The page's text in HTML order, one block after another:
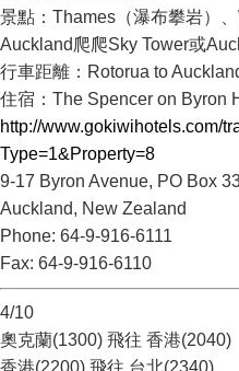
景點：Thames（瀑布攀岩）
Auckland爬爬Sky Tower或
行車距離：Rotorua to
住宿：The Spencer on Byron
http://www.gokiwihotels.com/
Type=1&Property=8
9-17 Byron Avenue, PO Box
Auckland, New Zealand
Phone: 64-9-916-6111
Fax: 64-9-916-6110
4/10
奧克蘭(1300) 飛往 香港(2040)
香港(2200) 飛往 台北(2340)